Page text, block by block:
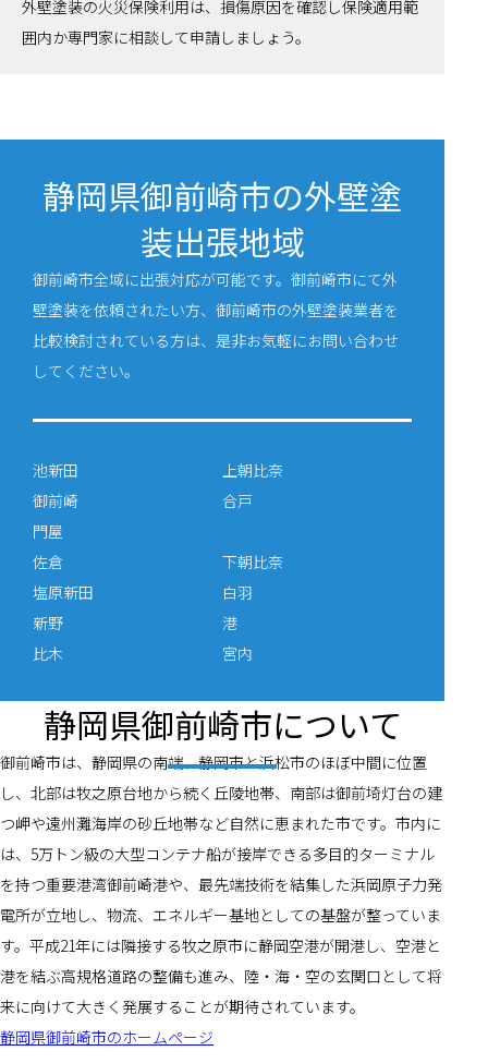
外壁塗装の火災保険利用は、損傷原因を確認し保険適用範
囲内か専門家に相談して申請しましょう。
静岡県御前崎市の外壁塗
装出張地域
御前崎市全域に出張対応が可能です。御前崎市にて外
壁塗装を依頼されたい方、御前崎市の外壁塗装業者を
比較検討されている方は、是非お気軽にお問い合わせ
してください。
池新田
御前崎
門屋
上朝比奈
合戸
佐倉
塩原新田
下朝比奈
白羽
新野
比木
港
宮内
静岡県御前崎市について
御前崎市は、静岡県の南端、静岡市と浜松市のほぼ中間に位置
し、北部は牧之原台地から続く丘陵地帯、南部は御前埼灯台の建
つ岬や遠州灘海岸の砂丘地帯など自然に恵まれた市です。市内に
は、5万トン級の大型コンテナ船が接岸できる多目的ターミナル
を持つ重要港湾御前崎港や、最先端技術を結集した浜岡原子力発
電所が立地し、物流、エネルギー基地としての基盤が整っていま
す。平成21年には隣接する牧之原市に静岡空港が開港し、空港と
港を結ぶ高規格道路の整備も進み、陸・海・空の玄関口として将
来に向けて大きく発展することが期待されています。
静岡県御前崎市のホームページ